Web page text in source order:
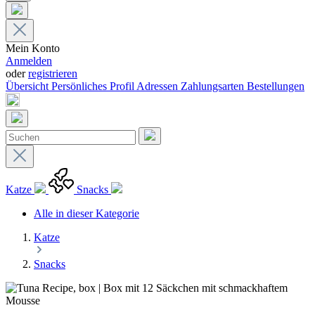
Mein Konto
Anmelden
oderregistrieren
Übersicht Persönliches Profil Adressen Zahlungsarten Bestellungen
Katze
Snacks
Alle in dieser Kategorie
Katze
Snacks